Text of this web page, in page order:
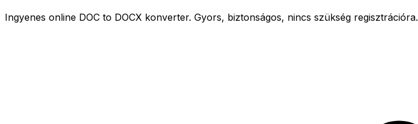
Ingyenes online DOC to DOCX konverter. Gyors, biztonságos, nincs szükség regisztrációra.